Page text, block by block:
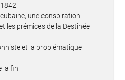
une conspiration
les prémices de la Destinée
et la problématique
la fin